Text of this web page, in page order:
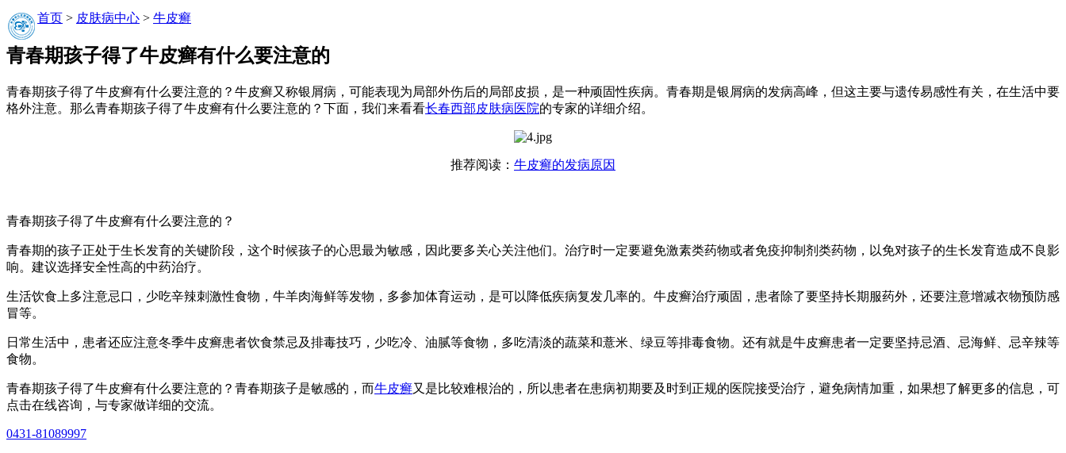
首页 > 皮肤病中心 > 牛皮癣
青春期孩子得了牛皮癣有什么要注意的
青春期孩子得了牛皮癣有什么要注意的？牛皮癣又称银屑病，可能表现为局部外伤后的局部皮损，是一种顽固性疾病。青春期是银屑病的发病高峰，但这主要与遗传易感性有关，在生活中要
格外注意。那么青春期孩子得了牛皮癣有什么要注意的？下面，我们来看看长春西部皮肤病医院的专家的详细介绍。
推荐阅读： 牛皮癣的发病原因
青春期孩子得了牛皮癣有什么要注意的？
青春期的孩子正处于生长发育的关键阶段，这个时候孩子的心思最为敏感，因此要多关心关注他们。治疗时一定要避免激素类药物或者免疫抑制剂类药物，以免对孩子的生长发育造成不良影
响。建议选择安全性高的中药治疗。
生活饮食上多注意忌口，少吃辛辣刺激性食物，牛羊肉海鲜等发物，多参加体育运动，是可以降低疾病复发几率的。牛皮癣治疗顽固，患者除了要坚持长期服药外，还要注意增减衣物预防感
冒等。
日常生活中，患者还应注意冬季牛皮癣患者饮食禁忌及排毒技巧，少吃冷、油腻等食物，多吃清淡的蔬菜和薏米、绿豆等排毒食物。还有就是牛皮癣患者一定要坚持忌酒、忌海鲜、忌辛辣等
食物。
青春期孩子得了牛皮癣有什么要注意的？青春期孩子是敏感的，而牛皮癣又是比较难根治的，所以患者在患病初期要及时到正规的医院接受治疗，避免病情加重，如果想了解更多的信息，可
点击在线咨询，与专家做详细的交流。
0431-81089997